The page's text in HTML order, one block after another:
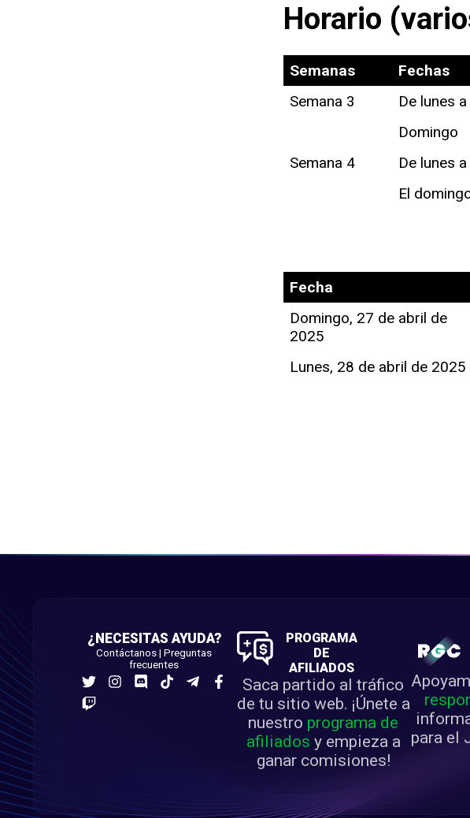
Horario
Semanas Fechas
Semana 3
De lunes
Domingo
Semana 4
De lunes
El
Fecha
Domingo, 27 de abril de
2025
Lunes, 28 de abril de 2025
¿NECESITAS AYUDA?
Contáctanos |Preguntas
frecuentes
PROGRAMA
DE
AFILIADOS
Saca partido al tráfico
de tu sitio web. ¡Únete a
nuestro programa de
afiliados y empieza a
ganar comisiones!
para el